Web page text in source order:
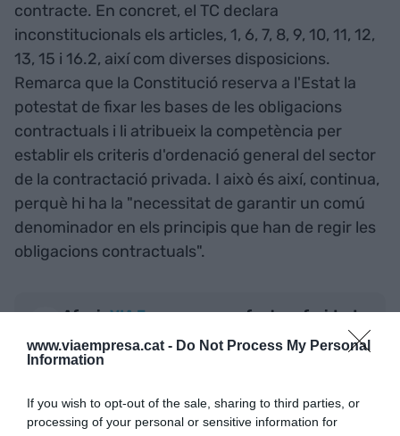
www.viaempresa.cat - Do Not Process My Personal
Information
If you wish to opt-out of the sale, sharing to third parties, or
processing of your personal or sensitive information for
contracte. En concret, el TC declara
inconstitucionals els articles, 1, 6, 7, 8, 9, 10, 11, 12,
13, 15 i 16.2, així com diverses disposicions.
Remarca que la Constitució reserva a l'Estat la
potestat de fixar les bases de les obligacions
contractuals i li atribueix la competència per
establir els criteris d'ordenació general del sector
de la contractació privada. I això és així, continua,
perquè hi ha la "necessitat de garantir un comú
denominador en els principis que han de regir les
obligacions contractuals".
AfegirVIA Empresacom a font preferida de
Estigues informat amb les últimes notícies d'actualitat
ACTIVAR ARA